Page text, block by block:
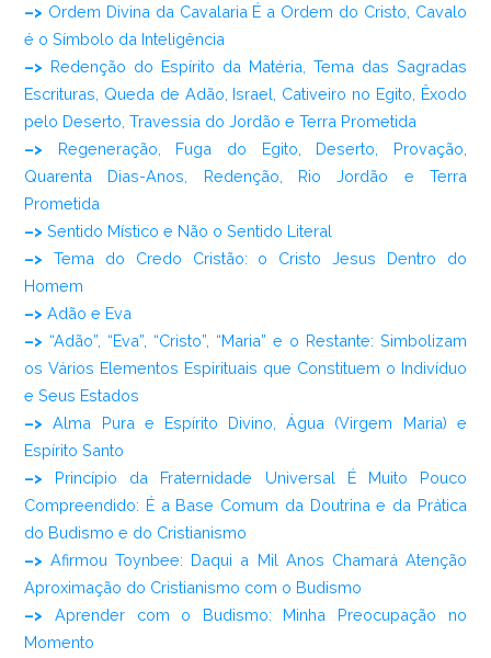
–> Ordem Divina da Cavalaria É a Ordem do Cristo, Cavalo
é o Símbolo da Inteligência
–> Redenção do Espírito da Matéria, Tema das Sagradas
Escrituras, Queda de Adão, Israel, Cativeiro no Egito, Êxodo
pelo Deserto, Travessia do Jordão e Terra Prometida
–> Regeneração, Fuga do Egito, Deserto, Provação,
Quarenta Dias-Anos, Redenção, Rio Jordão e Terra
Prometida
–> Sentido Místico e Não o Sentido Literal
–> Tema do Credo Cristão: o Cristo Jesus Dentro do
Homem
–> Adão e Eva
–> “Adão”, “Eva”, “Cristo”, “Maria” e o Restante: Simbolizam
os Vários Elementos Espirituais que Constituem o Indivíduo
e Seus Estados
–> Alma Pura e Espírito Divino, Água (Virgem Maria) e
Espírito Santo
–> Princípio da Fraternidade Universal É Muito Pouco
Compreendido: É a Base Comum da Doutrina e da Prática
do Budismo e do Cristianismo
–> Afirmou Toynbee: Daqui a Mil Anos Chamará Atenção
Aproximação do Cristianismo com o Budismo
–> Aprender com o Budismo: Minha Preocupação no
Momento